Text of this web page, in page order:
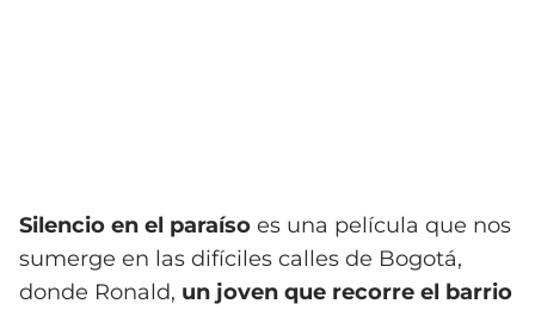
Silencio en el paraíso es una película que nos
sumerge en las difíciles calles de Bogotá,
donde Ronald, un joven que recorre el barrio